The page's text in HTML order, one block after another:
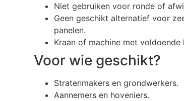
Niet gebruiken voor ronde of
Geen geschikt alternatief voor
panelen.
Kraan of machine met
Voor wie geschikt?
Stratenmakers en grondwerkers.
Aannemers en hoveniers.